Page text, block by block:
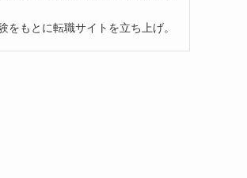
をもとに転職サイトを立ち上げ。